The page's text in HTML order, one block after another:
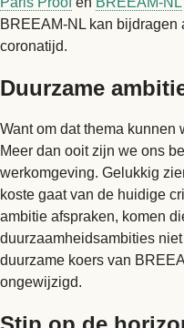
BREEAM-NL kan bijdragen
coronatijd.
Duurzame
Want om dat thema kunnen
Meer dan ooit zijn we ons
werkomgeving. Gelukkig
koste gaat van de huidige
ambitie afspraken, komen
duurzaamheidsambities
duurzame koers van
ongewijzigd.